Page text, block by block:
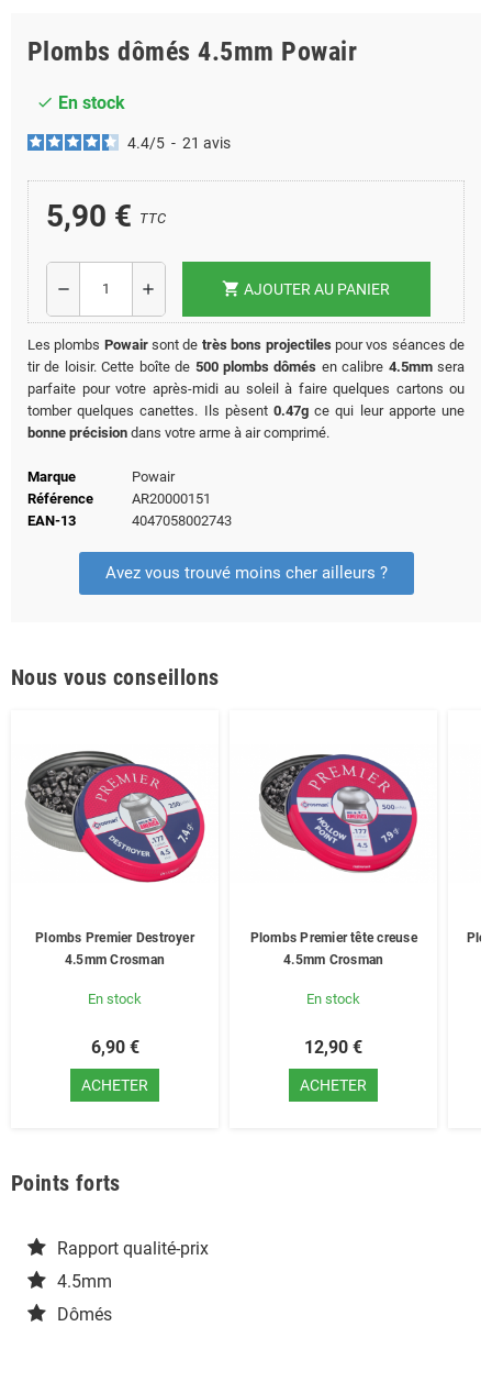
Plombs dômés 4.5mm Powair
check En stock
4.4/5 - 21 avis
5,90 € TTC
remove add shopping_cart AJOUTER AU PANIER
Les plombs Powairsont de très bons projectilespour vos séances de
tir de loisir. Cette boîte de 500 plombs dômés en calibre 4.5mmsera
parfaite pour votre après-midi au soleil à faire quelques cartons ou
tomber quelques canettes. Ils pèsent 0.47g ce qui leur apporte une
bonne précision dans votre arme à air comprimé.
Marque
Powair
Référence
AR20000151
EAN-13
4047058002743
Avez vous trouvé moins cher ailleurs ?
Nous vous conseillons
Plombs Premier Destroyer
4.5mm Crosman
En stock
6,90 €
ACHETER
Plombs Premier tête creuse
4.5mm Crosman
En stock
12,90 €
ACHETER
Points forts
Rapport qualité-prix
4.5mm
Dômés